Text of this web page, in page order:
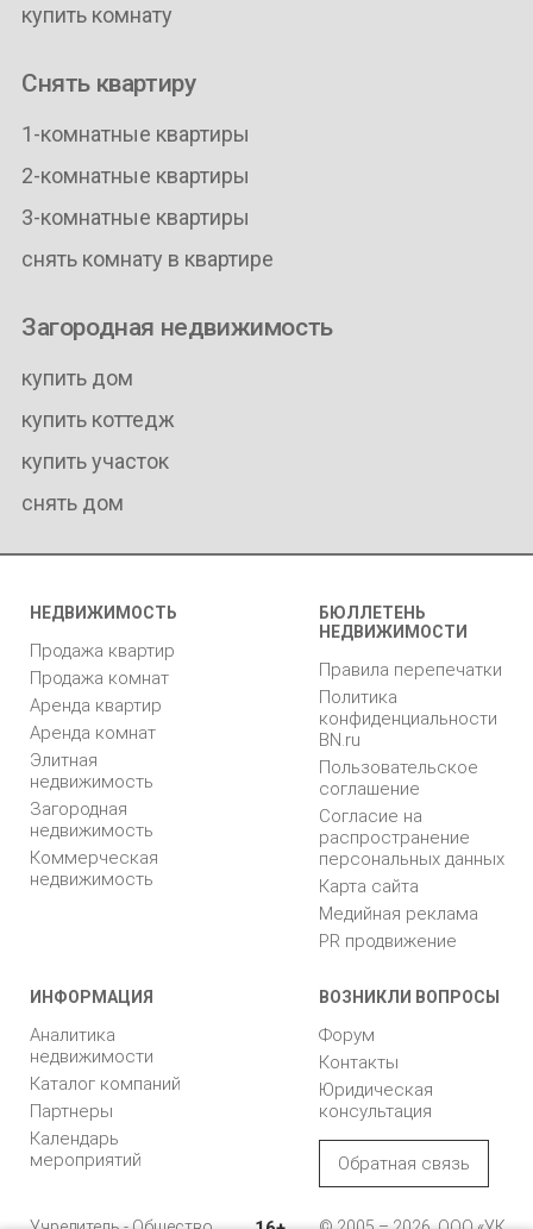
купить комнату
Снять квартиру
1-комнатные квартиры
2-комнатные квартиры
3-комнатные квартиры
снять комнату в квартире
Загородная недвижимость
купить дом
купить коттедж
купить участок
снять дом
НЕДВИЖИМОСТЬ
Продажа квартир
Продажа комнат
Аренда квартир
Аренда комнат
Элитная
недвижимость
Загородная
недвижимость
Коммерческая
недвижимость
БЮЛЛЕТЕНЬ
НЕДВИЖИМОСТИ
Правила перепечатки
Политика
конфиденциальности
BN.ru
Пользовательское
соглашение
Согласие на
распространение
персональных данных
Карта сайта
Медийная реклама
PR продвижение
ИНФОРМАЦИЯ
Аналитика
недвижимости
Каталог компаний
Партнеры
Календарь
мероприятий
ВОЗНИКЛИ ВОПРОСЫ
Форум
Контакты
Юридическая
консультация
Обратная связь